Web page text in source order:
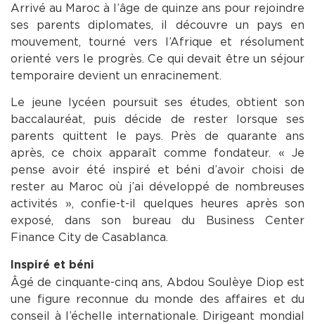
Arrivé au Maroc à l’âge de quinze ans pour rejoindre
ses parents diplomates, il découvre un pays en
mouvement, tourné vers l’Afrique et résolument
orienté vers le progrès. Ce qui devait être un séjour
temporaire devient un enracinement.
Le jeune lycéen poursuit ses études, obtient son
baccalauréat, puis décide de rester lorsque ses
parents quittent le pays. Près de quarante ans
après, ce choix apparaît comme fondateur. « Je
pense avoir été inspiré et béni d’avoir choisi de
rester au Maroc où j’ai développé de nombreuses
activités », confie-t-il quelques heures après son
exposé, dans son bureau du Business Center
Finance City de Casablanca.
Inspiré et béni
Âgé de cinquante-cinq ans, Abdou Soulèye Diop est
une figure reconnue du monde des affaires et du
conseil à l’échelle internationale. Dirigeant mondial